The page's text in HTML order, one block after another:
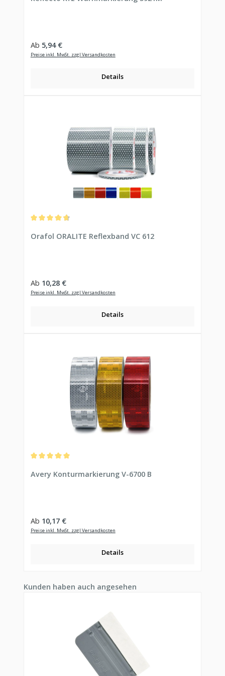
Regulärer Preis:
Ab 5,94 €
Preise inkl. MwSt. zzgl Versandkosten
Details
Orafol ORALITE Reflexband VC 612
Regulärer Preis:
Ab 10,28 €
Preise inkl. MwSt. zzgl Versandkosten
Details
Avery Konturmarkierung V-6700 B
Regulärer Preis:
Ab 10,17 €
Preise inkl. MwSt. zzgl Versandkosten
Details
Produktgalerie überspringen
Kunden haben auch angesehen